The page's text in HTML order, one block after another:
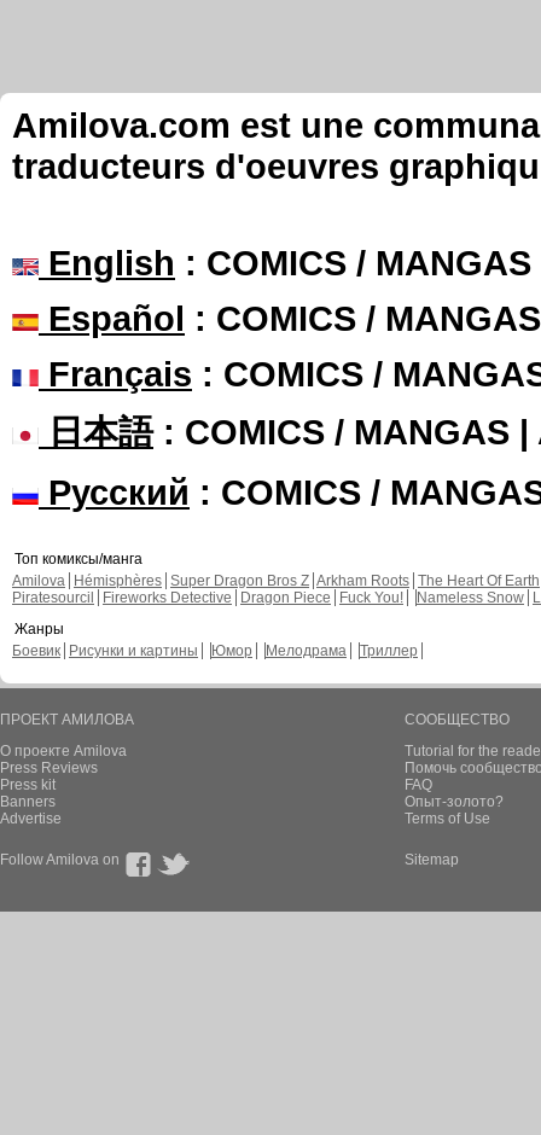
Amilova.com est une
traducteurs d'oeuvres
English : COMICS /
Español : COMICS /
Français : COMICS /
日本語: COMICS / MANGAS |
Русский : COMICS /
Топ комиксы/манга
Amilova
Hémisphères Super Dragon Bros Z Arkham Roots The Heart Of Earth
Piratesourcil
Fireworks Detective Dragon Piece Fuck You! Nameless Snow
Жанры
Боевик
Рисунки и картины Юмор Мелодрама Триллер
ПРОЕКТ АМИЛОВА
О проекте Amilova
Press Reviews
Press kit
Banners
Advertise
СООБЩЕСТВО
Tutorial for the
Помочь
FAQ
Опыт-золото?
Terms of Use
Follow Amilova on Sitemap